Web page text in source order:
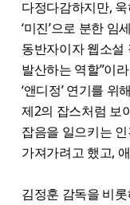
다정다감하지만, 욱
‘미진’으로 분한 임
동반자이자 웹소설
발산하는 역할”이
‘앤디정’ 연기를 위
제2의 잡스처럼 보
잡음을 일으키는
가져가려고 했고,
김정훈 감독을 비